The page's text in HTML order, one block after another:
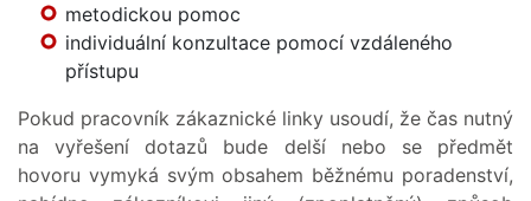
metodickou pomoc
individuální konzultace pomocí vzdáleného
přístupu
Pokud pracovník zákaznické linky usoudí, že čas nutný
na vyřešení dotazů bude delší nebo se předmět
hovoru vymyká svým obsahem běžnému poradenství,